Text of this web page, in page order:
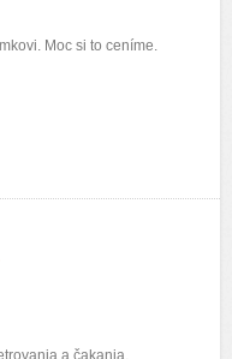
Moc si to ceníme.
a čakania,